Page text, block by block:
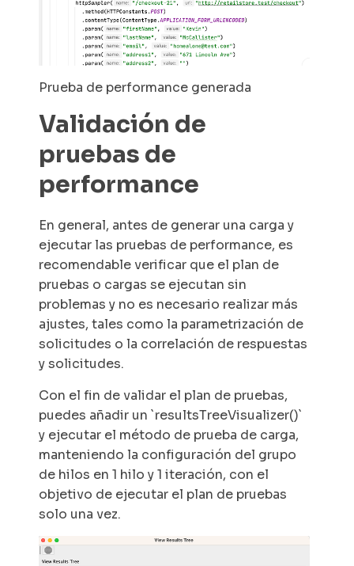
Prueba de performance generada
Validación de
pruebas de
performance
En general, antes de generar una carga y
ejecutar las pruebas de performance, es
recomendable verificar que el plan de
pruebas o cargas se ejecutan sin
problemas y no es necesario realizar más
ajustes, tales como la parametrización de
solicitudes o la correlación de respuestas
y solicitudes.
Con el fin de validar el plan de pruebas,
puedes añadir un `resultsTreeVisualizer()`
y ejecutar el método de prueba de carga,
manteniendo la configuración del grupo
de hilos en 1 hilo y 1 iteración, con el
objetivo de ejecutar el plan de pruebas
solo una vez.